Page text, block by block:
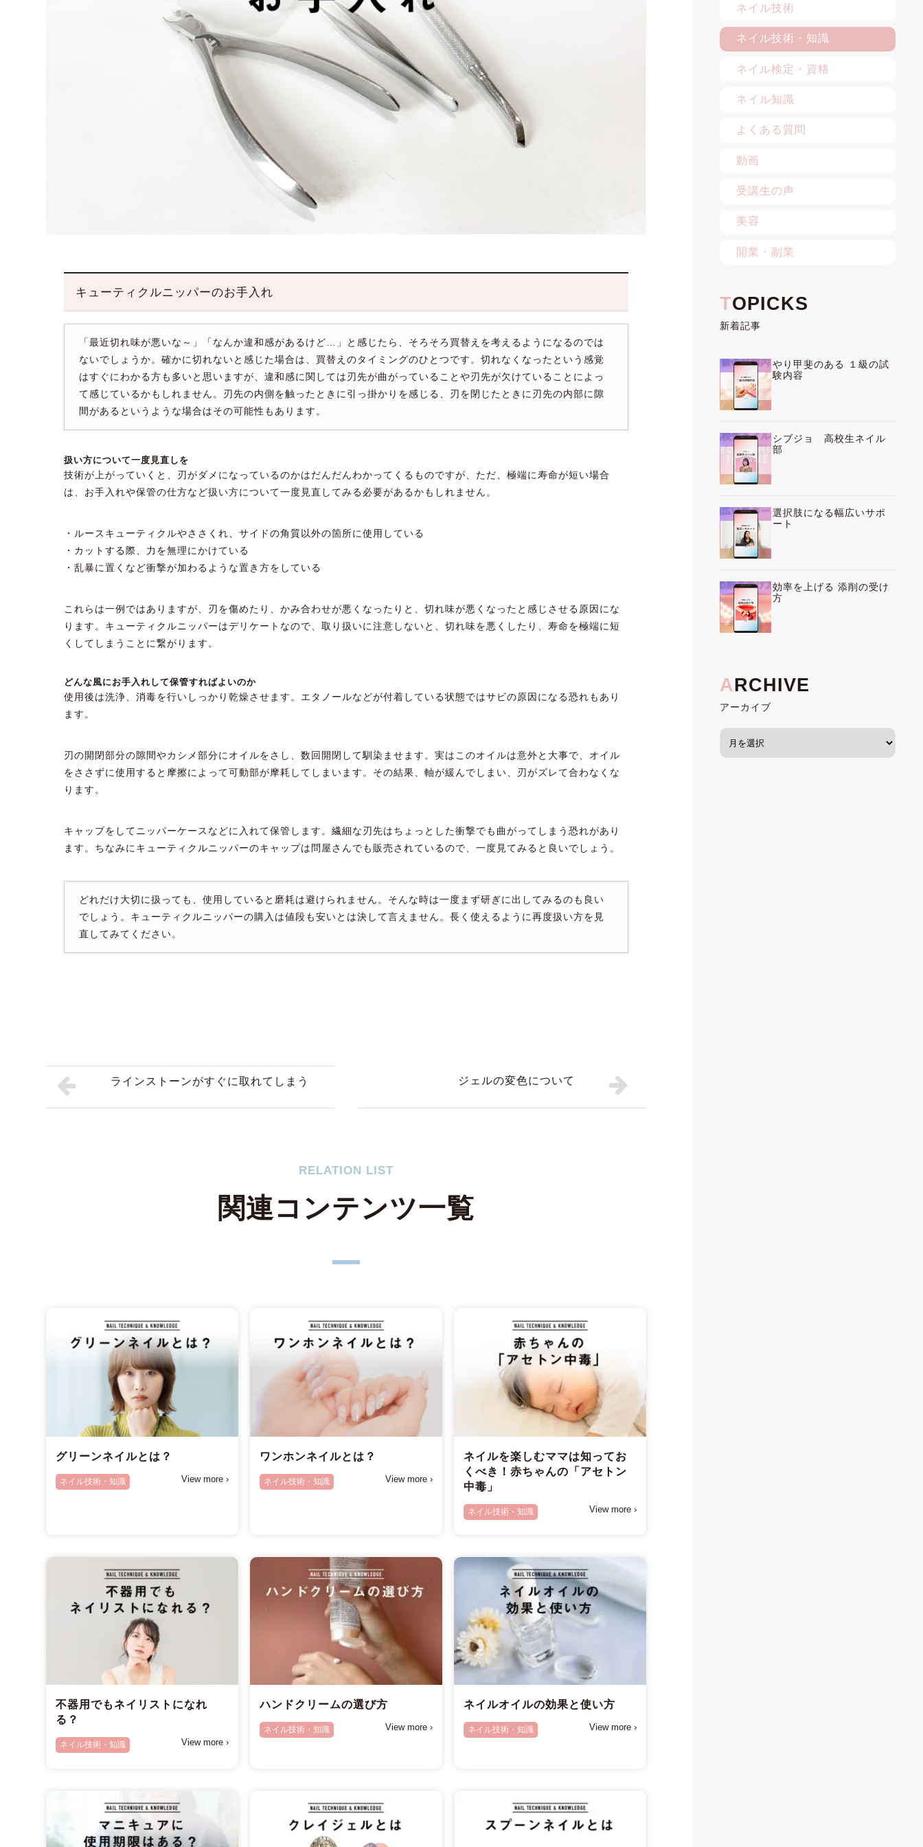
キューティクルニッパーのお手入れ
「最近切れ味が悪いな～」「なんか違和感があるけど…」と感じたら、そろそろ買替えを考えるようになるのでは
ないでしょうか。確かに切れないと感じた場合は、買替えのタイミングのひとつです。切れなくなったという感覚
はすぐにわかる方も多いと思いますが、違和感に関しては刃先が曲がっていることや刃先が欠けていることによっ
て感じているかもしれません。刃先の内側を触ったときに引っ掛かりを感じる、刃を閉じたときに刃先の内部に隙
間があるというような場合はその可能性もあります。
扱い方について一度見直しを
技術が上がっていくと、刃がダメになっているのかはだんだんわかってくるものですが、ただ、極端に寿命が短い場合
は、お手入れや保管の仕方など扱い方について一度見直してみる必要があるかもしれません。
・ルースキューティクルやささくれ、サイドの角質以外の箇所に使用している
・カットする際、力を無理にかけている
・乱暴に置くなど衝撃が加わるような置き方をしている
これらは一例ではありますが、刃を傷めたり、かみ合わせが悪くなったりと、切れ味が悪くなったと感じさせる原因にな
ります。キューティクルニッパーはデリケートなので、取り扱いに注意しないと、切れ味を悪くしたり、寿命を極端に短
くしてしまうことに繋がります。
どんな風にお手入れして保管すればよいのか
使用後は洗浄、消毒を行いしっかり乾燥させます。エタノールなどが付着している状態ではサビの原因になる恐れもあり
ます。
刃の開閉部分の隙間やカシメ部分にオイルをさし、数回開閉して馴染ませます。実はこのオイルは意外と大事で、オイル
をささずに使用すると摩擦によって可動部が摩耗してしまいます。その結果、軸が緩んでしまい、刃がズレて合わなくな
ります。
キャップをしてニッパーケースなどに入れて保管します。繊細な刃先はちょっとした衝撃でも曲がってしまう恐れがあり
ます。ちなみにキューティクルニッパーのキャップは問屋さんでも販売されているので、一度見てみると良いでしょう。
どれだけ大切に扱っても、使用していると磨耗は避けられません。そんな時は一度まず研ぎに出してみるのも良い
でしょう。キューティクルニッパーの購入は値段も安いとは決して言えません。長く使えるように再度扱い方を見
直してみてください。
ラインストーンがすぐに取れてしまう ジェルの変色について
RELATION LIST
関連コンテンツ一覧
グリーンネイルとは？
ネイル技術・知識 View more ›
ワンホンネイルとは？
ネイル技術・知識 View more ›
ネイルを楽しむママは知ってお
くべき！赤ちゃんの「アセトン
中毒」
ネイル技術・知識 View more ›
不器用でもネイリストになれ
る？
ネイル技術・知識 View more ›
ハンドクリームの選び方
ネイル技術・知識 View more ›
ネイルオイルの効果と使い方
ネイル技術・知識 View more ›
ネイル技術
ネイル技術・知識
ネイル検定・資格
ネイル知識
よくある質問
動画
受講生の声
美容
開業・副業
新着記事
やり甲斐のある １級の試
験内容
シブジョ 高校生ネイル
部
選択肢になる幅広いサポ
ート
効率を上げる 添削の受け
方
アーカイブ